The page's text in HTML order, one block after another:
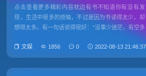
点击查看更多精彩内容枕边有书不知道你有没有发
现，生活中很多的烦恼，不过是因为书读得太少，却
想得太多。有一句话说得很好：“没事少迷茫，有空多
是一场通往希望的“人生修行”。多读书、读好书，可
以见众生、见天地、见自己。当你的思考方式与常人
不同，拥有更开阔的眼
文娱 1856 0 2022-08-13 21:46:37